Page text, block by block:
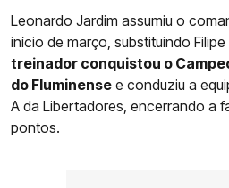
Leonardo Jardim assumiu o
início de março, substituindo Filipe
treinador conquistou o
do Fluminense e conduziu a
A da Libertadores, encerrando a
pontos.